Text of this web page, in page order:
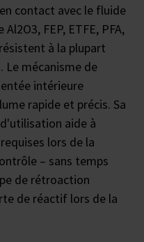
contact avec le fluide
FEP, ETFE, PFA,
à la plupart
Le mécanisme de
intérieure
rapide et précis. Sa
aide à
lors de la
– sans temps
de rétroaction
de réactif lors de la